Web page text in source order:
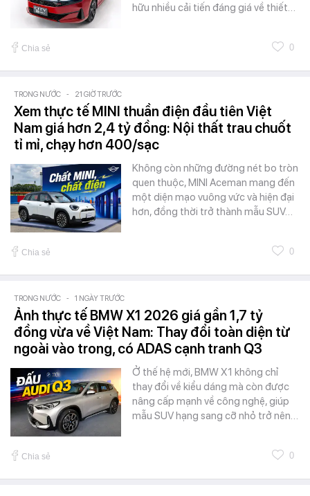
hữu nhiều cải tiến đáng giá về thiết…
Chia sẻ 0
TRONG NƯỚC - 21 GIỜ TRƯỚC
Xem thực tế MINI thuần điện đầu tiên Việt
Nam giá hơn 2,4 tỷ đồng: Nội thất trau chuốt
tỉ mỉ, chạy hơn 400/sạc
Không còn những đường nét bo tròn
quen thuộc, MINI Aceman mang đến
một diện mạo vuông vức và hiện đại
hơn, đồng thời trở thành mẫu SUV…
Chia sẻ 0
TRONG NƯỚC - 1 NGÀY TRƯỚC
Ảnh thực tế BMW X1 2026 giá gần 1,7 tỷ
đồng vừa về Việt Nam: Thay đổi toàn diện từ
ngoài vào trong, có ADAS cạnh tranh Q3
Ở thế hệ mới, BMW X1 không chỉ
thay đổi về kiểu dáng mà còn được
nâng cấp mạnh về công nghệ, giúp
mẫu SUV hạng sang cỡ nhỏ trở nên…
Chia sẻ 0